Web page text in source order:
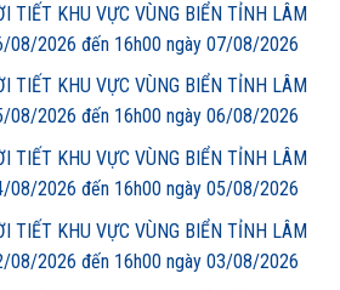
TIẾT KHU VỰC VÙNG BIỂN TỈNH LÂM
08/2026 đến 16h00 ngày 07/08/2026
TIẾT KHU VỰC VÙNG BIỂN TỈNH LÂM
08/2026 đến 16h00 ngày 06/08/2026
TIẾT KHU VỰC VÙNG BIỂN TỈNH LÂM
08/2026 đến 16h00 ngày 05/08/2026
TIẾT KHU VỰC VÙNG BIỂN TỈNH LÂM
08/2026 đến 16h00 ngày 03/08/2026